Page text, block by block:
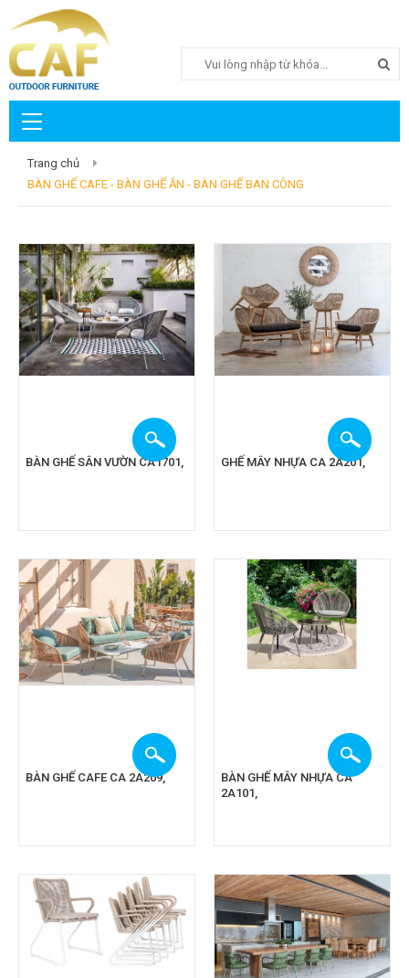
Trang chủ
BÀN GHẾ CAFE - BÀN GHẾ ẮN - BÀN GHẾ BAN CÔNG
BÀN GHẾ SÂN VƯỜN CA1701, GHẾ MÂY NHỰA CA 2A201,
BÀN GHẾ CAFE CA 2A209,
BÀN GHẾ MÂY NHỰA CA
2A101,